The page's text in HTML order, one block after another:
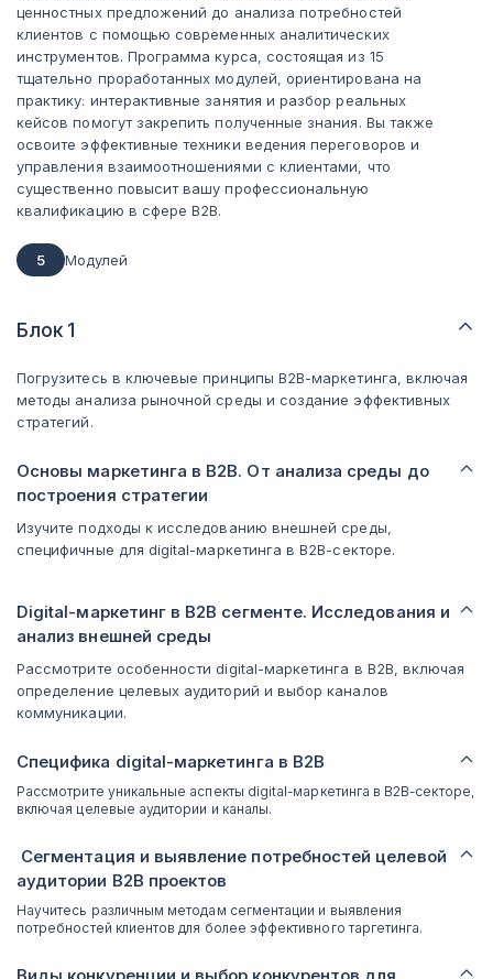
ценностных предложений до анализа потребностей
клиентов с помощью современных аналитических
инструментов. Программа курса, состоящая из 15
тщательно проработанных модулей, ориентирована на
практику: интерактивные занятия и разбор реальных
кейсов помогут закрепить полученные знания. Вы также
освоите эффективные техники ведения переговоров и
управления взаимоотношениями с клиентами, что
существенно повысит вашу профессиональную
квалификацию в сфере B2B.
5 Модулей
Блок 1
Погрузитесь в ключевые принципы B2B-маркетинга, включая
методы анализа рыночной среды и создание эффективных
стратегий.
Основы маркетинга в B2B. От анализа среды до
построения стратегии
Изучите подходы к исследованию внешней среды,
специфичные для digital-маркетинга в B2B-секторе.
Digital-маркетинг в B2B сегменте. Исследования и
анализ внешней среды
Рассмотрите особенности digital-маркетинга в B2B, включая
определение целевых аудиторий и выбор каналов
коммуникации.
Специфика digital-маркетинга в B2B
Рассмотрите уникальные аспекты digital-маркетинга в B2B-секторе,
включая целевые аудитории и каналы.
Сегментация и выявление потребностей целевой
аудитории B2B проектов
Научитесь различным методам сегментации и выявления
потребностей клиентов для более эффективного таргетинга.